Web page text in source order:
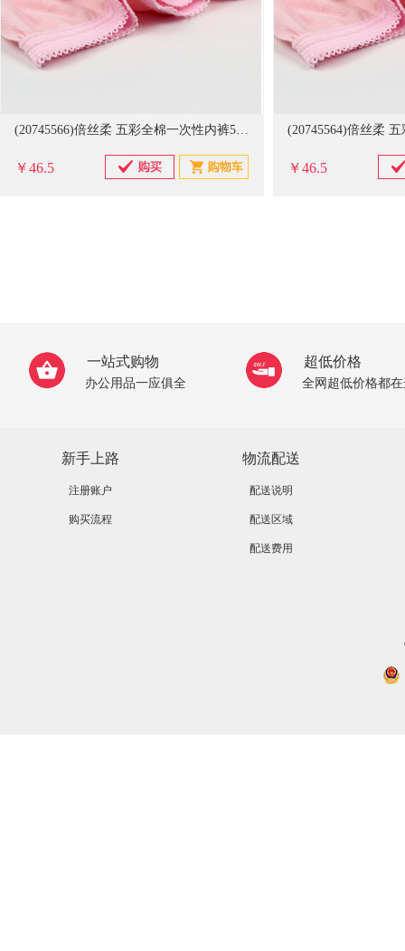
(20745566)倍丝柔 五彩全棉一次性内裤5条装 BS-H040 XXXL码 免洗内裤-(单位：盒)
￥46.5 ￥46.5
一站式购物
办公用品一应俱全
超低价格
全网超低价格都
新手上路
注册账户
购买流程
物流配送
配送说明
配送区域
配送费用